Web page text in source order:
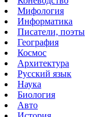
Мифология
Информатика
Писатели, поэты
География
Космос
Архитектура
Русский язык
Наука
Биология
Авто